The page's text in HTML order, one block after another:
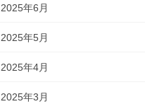
2025年6月
2025年5月
2025年4月
2025年3月